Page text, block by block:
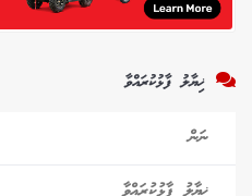
ޚިޔާލު ފާޅުކުރައްވާ